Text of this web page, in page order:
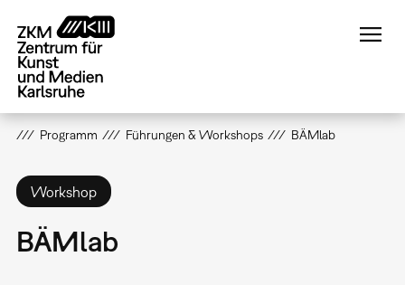
zum
Inhalt
Programm Führungen & Workshops BÄMlab
Workshop
BÄMlab